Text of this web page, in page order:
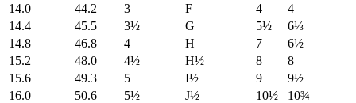
14.0
44.2 3 F 4
4
14.4
45.5 3½ G 5½
6⅓
14.8
46.8 4 H 7
6½
15.2
48.0 4½ H½ 8
8
15.6
49.3 5 I½ 9
9½
16.0
50.6 5½ J½ 10½
10¾